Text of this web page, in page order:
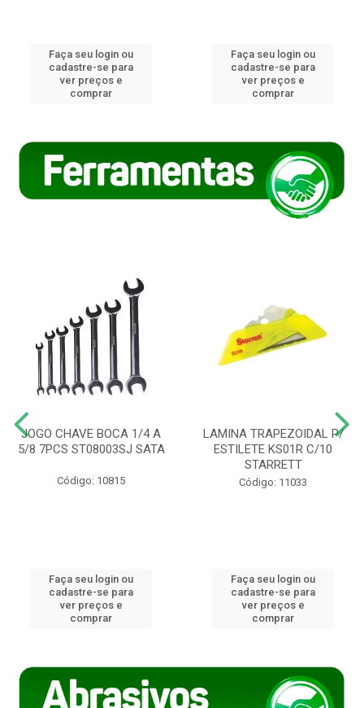
Faça seu login ou
cadastre-se para
ver preços e
comprar
Faça seu login ou
cadastre-se para
ver preços e
comprar
JOGO CHAVE BOCA 1/4 A
5/8 7PCS ST08003SJ SATA
Código: 10815
Faça seu login ou
cadastre-se para
ver preços e
comprar
LAMINA TRAPEZOIDAL P/
ESTILETE KS01R C/10
STARRETT
Código: 11033
Faça seu login ou
cadastre-se para
ver preços e
comprar